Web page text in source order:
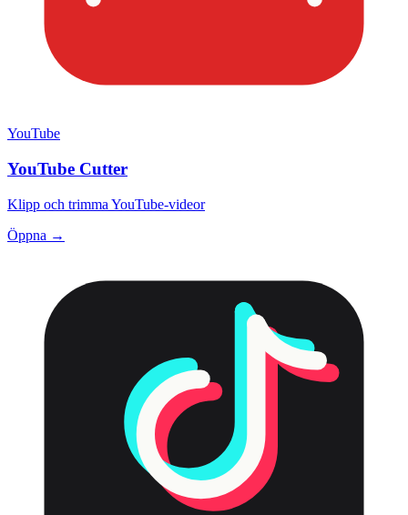
YouTube
YouTube Cutter
Klipp och trimma YouTube-videor
Öppna →